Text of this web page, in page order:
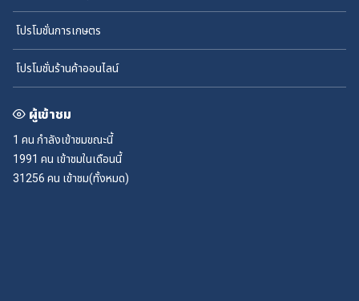
โปรโมชั่นการเกษตร
โปรโมชั่นร้านค้าออนไลน์
ผู้เข้าชม
1 คน กำลังเข้าชมขณะนี้
1991 คน เข้าชมในเดือนนี้
31256 คน เข้าชม(ทั้งหมด)